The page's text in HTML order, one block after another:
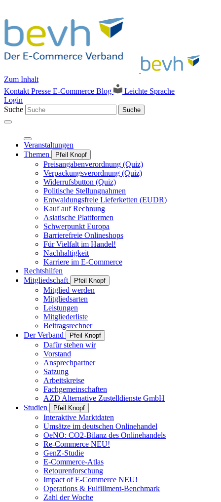
Zum Inhalt
Kontakt Presse E-Commerce Blog
Leichte Sprache
Login
Suche
Suche
Veranstaltungen
Themen
Pfeil Knopf
Preisangabenverordnung (Quiz)
Verpackungsverordnung (Quiz)
Widerrufsbutton (Quiz)
Politische Stellungnahmen
Entwaldungsfreie Lieferketten (EUDR)
Kauf auf Rechnung
Asiatische Plattformen
Schwerpunkt Europa
Barrierefreie Onlineshops
Für Vielfalt im Handel!
Nachhaltigkeit
Karriere im E-Commerce
Rechtshilfen
Mitgliedschaft
Pfeil Knopf
Mitglied werden
Mitgliedsarten
Leistungen
Mitgliederliste
Beitragsrechner
Der Verband
Pfeil Knopf
Dafür stehen wir
Vorstand
Ansprechpartner
Satzung
Arbeitskreise
Fachgemeinschaften
AZD Alternative Zustelldienste GmbH
Studien
Pfeil Knopf
Interaktive Marktdaten
Umsätze im deutschen Onlinehandel
OeNO: CO2-Bilanz des Onlinehandels
Re-Commerce NEU!
GenZ-Studie
E-Commerce-Atlas
Retourenforschung
Impact of E-Commerce NEU!
Operations & Fulfillment-Benchmark
Zahl der Woche